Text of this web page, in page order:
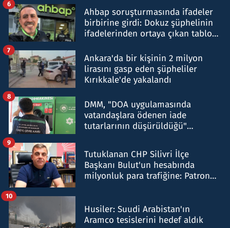
Ahbap soruşturmasında ifadeler
birbirine girdi: Dokuz şüphelinin
ifadelerinden ortaya çıkan tablo
6
Ankara'da bir kişinin 2 milyon
lirasını gasp eden şüpheliler
Kırıkkale'de yakalandı
7
DMM, "DOA uygulamasında
vatandaşlara ödenen iade
tutarlarının düşürüldüğü"
8
Tutuklanan CHP Silivri İlçe
Başkanı Bulut'un hesabında
milyonluk para trafiğine: Patron
9
Husiler: Suudi Arabistan'ın
Aramco tesislerini hedef aldık
10